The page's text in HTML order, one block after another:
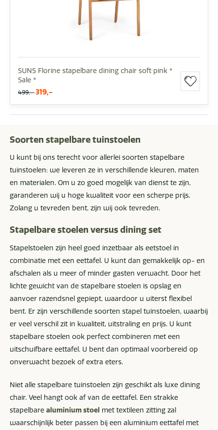
SUNS Florine stapelbare dining chair soft pink *
Sale *
499,- 319,-
Soorten stapelbare tuinstoelen
U kunt bij ons terecht voor allerlei soorten stapelbare
tuinstoelen: we leveren ze in verschillende kleuren, maten
en materialen. Om u zo goed mogelijk van dienst te zijn,
garanderen wij u hoge kwaliteit voor een scherpe prijs.
Zolang u tevreden bent, zijn wij ook tevreden.
Stapelbare stoelen versus dining set
Stapelstoelen zijn heel goed inzetbaar als eetstoel in
combinatie met een eettafel. U kunt dan gemakkelijk op- en
afschalen als u meer of minder gasten verwacht. Door het
lichte gewicht van de stapelbare stoelen is opslag en
aanvoer razendsnel gepiept, waardoor u uiterst flexibel
bent. Er zijn verschillende soorten stapel tuinstoelen, waarbij
er veel verschil zit in kwaliteit, uitstraling en prijs. U kunt
stapelbare stoelen ook perfect combineren met een
uitschuifbare eettafel. U bent dan optimaal voorbereid op
onverwacht bezoek of extra eters.
Niet alle stapelbare tuinstoelen zijn geschikt als luxe dining
chair. Veel hangt ook af van de eettafel. Een strakke
stapelbare aluminium stoel met textileen zitting zal
waarschijnlijk beter passen bij een aluminium eettafel met